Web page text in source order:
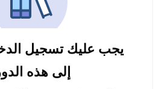
يجب عليك تسجيل
إلى هذه